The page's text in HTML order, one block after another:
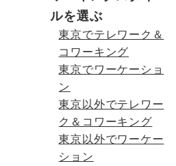
ルを選ぶ
東京でテレワーク＆
コワーキング
東京でワーケーショ
ン
東京以外でテレワー
ク＆コワーキング
東京以外でワーケー
ション